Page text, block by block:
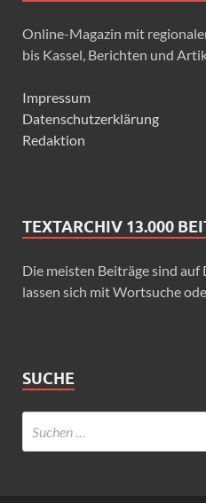
Online-Magazin mit
bis Kassel, Berichten und
Impressum
Datenschutzerklärung
Redaktion
TEXTARCHIV 13.000
Die meisten Beiträge sind
lassen sich mit Wortsuche
SUCHE